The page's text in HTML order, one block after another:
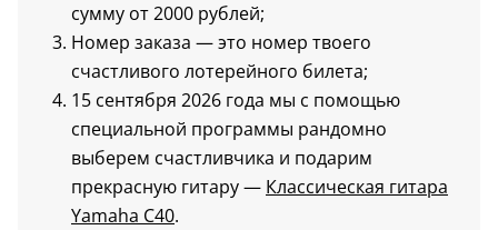
сумму от 2000 рублей;
Номер заказа — это номер твоего
счастливого лотерейного билета;
15 сентября 2026 года мы с помощью
специальной программы рандомно
выберем счастливчика и подарим
прекрасную гитару — Классическая гитара
Yamaha C40.